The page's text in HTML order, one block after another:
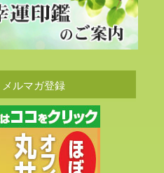
メルマガ登録